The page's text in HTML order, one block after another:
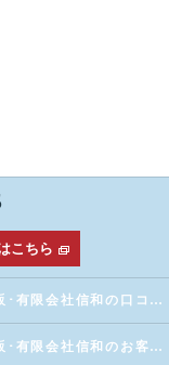
こちら
たこの通販･有限会社信和の口コミ情報
たこの通販･有限会社信和のお客様の声